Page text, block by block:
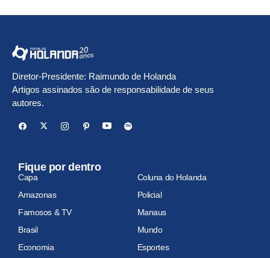
Diretor-Presidente: Raimundo de Holanda
Artigos assinados são de responsabilidade de seus
autores.
Fique por dentro
Capa
Coluna do Holanda
Amazonas
Policial
Famosos & TV
Manaus
Brasil
Mundo
Economia
Esportes